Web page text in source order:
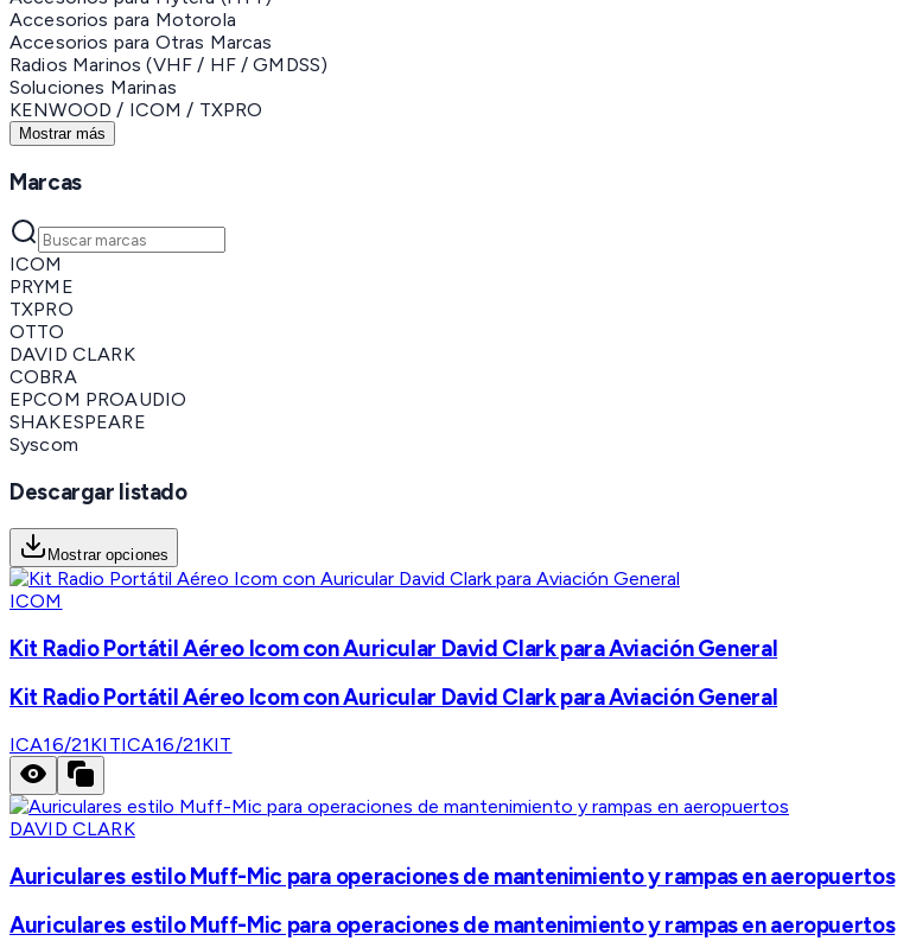
Accesorios para Motorola
Accesorios para Otras Marcas
Radios Marinos (VHF / HF / GMDSS)
Soluciones Marinas
KENWOOD / ICOM / TXPRO
Mostrar más
Marcas
ICOM
PRYME
TXPRO
OTTO
DAVID CLARK
COBRA
EPCOM PROAUDIO
SHAKESPEARE
Syscom
Descargar listado
Mostrar opciones
ICOM
Kit Radio Portátil Aéreo Icom con Auricular David Clark para Aviación General
Kit Radio Portátil Aéreo Icom con Auricular David Clark para Aviación General
ICA16/21KITICA16/21KIT
DAVID CLARK
Auriculares estilo Muff-Mic para operaciones de mantenimiento y rampas en aeropuertos
Auriculares estilo Muff-Mic para operaciones de mantenimiento y rampas en aeropuertos